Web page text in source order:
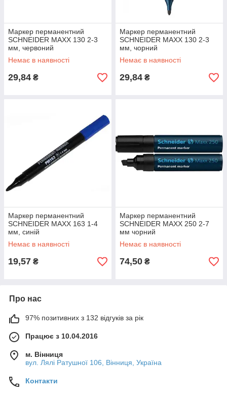
Маркер перманентний
SCHNEIDER MAXX 130 2-3
мм, червоний
Немає в наявності
29,84 ₴
Маркер перманентний
SCHNEIDER MAXX 130 2-3
мм, чорний
Немає в наявності
29,84 ₴
Маркер перманентний
SCHNEIDER MAXX 163 1-4
мм, синій
Немає в наявності
19,57 ₴
Маркер перманентний
SCHNEIDER MAXX 250 2-7
мм чорний
Немає в наявності
74,50 ₴
Про нас
97% позитивних з 132 відгуків за рік
Працює з 10.04.2016
м. Вінниця
вул. Лялі Ратушної 106, Вінниця, Україна
Контакти